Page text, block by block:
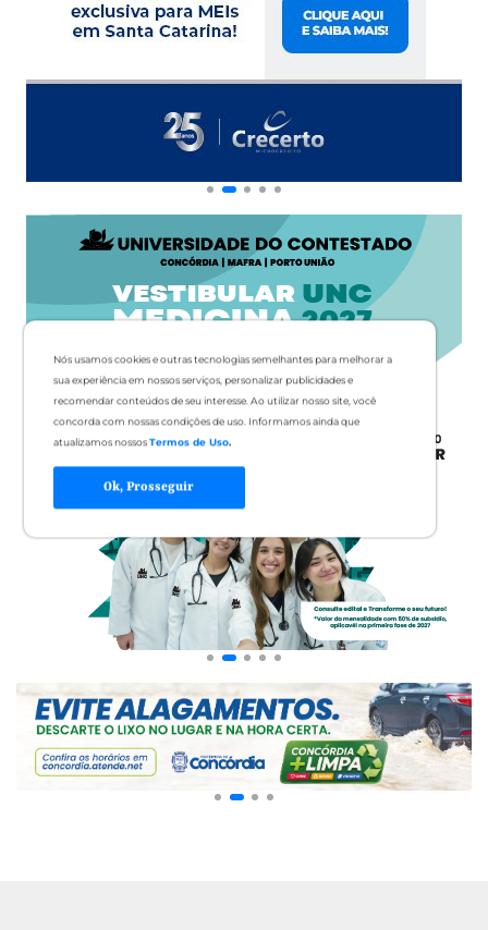
Nós usamos cookies e outras tecnologias semelhantes para melhorar a
sua experiência em nossos serviços, personalizar publicidades e
recomendar conteúdos de seu interesse. Ao utilizar nosso site, você
concorda com nossas condições de uso. Informamos ainda que
atualizamos nossosTermos de Uso.
Ok, Prosseguir